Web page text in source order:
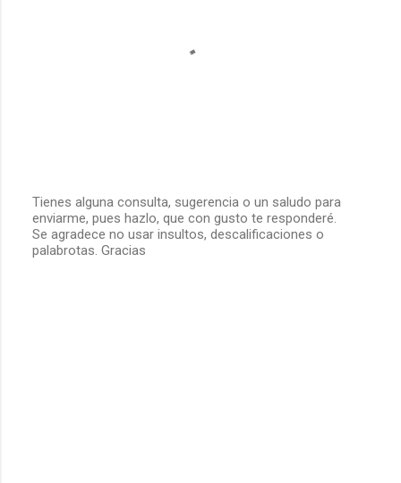
P
u
b
Tienes alguna consulta, sugerencia o un saludo para
enviarme, pues hazlo, que con gusto te responderé.
Se agradece no usar insultos, descalificaciones o
palabrotas. Gracias